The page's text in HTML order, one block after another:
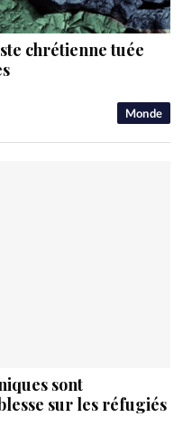
Monde
chrétienne tuée
sont
sur les réfugiés